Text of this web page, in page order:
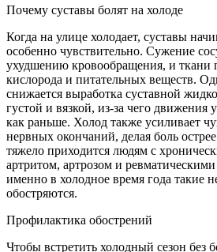
Почему суставы болят на холоде
Когда на улице холодает, суставы
особенно чувствительно. Сужение
ухудшению кровообращения, и ткани
кислорода и питательных веществ.
снижается выработка суставной
густой и вязкой, из-за чего движения
как раньше. Холод также усиливает
нервных окончаний, делая боль
тяжело приходится людям с
артритом, артрозом и
именно в холодное время года такие
обостряются.
Профилактика обострений
Чтобы встретить холодный сезон без